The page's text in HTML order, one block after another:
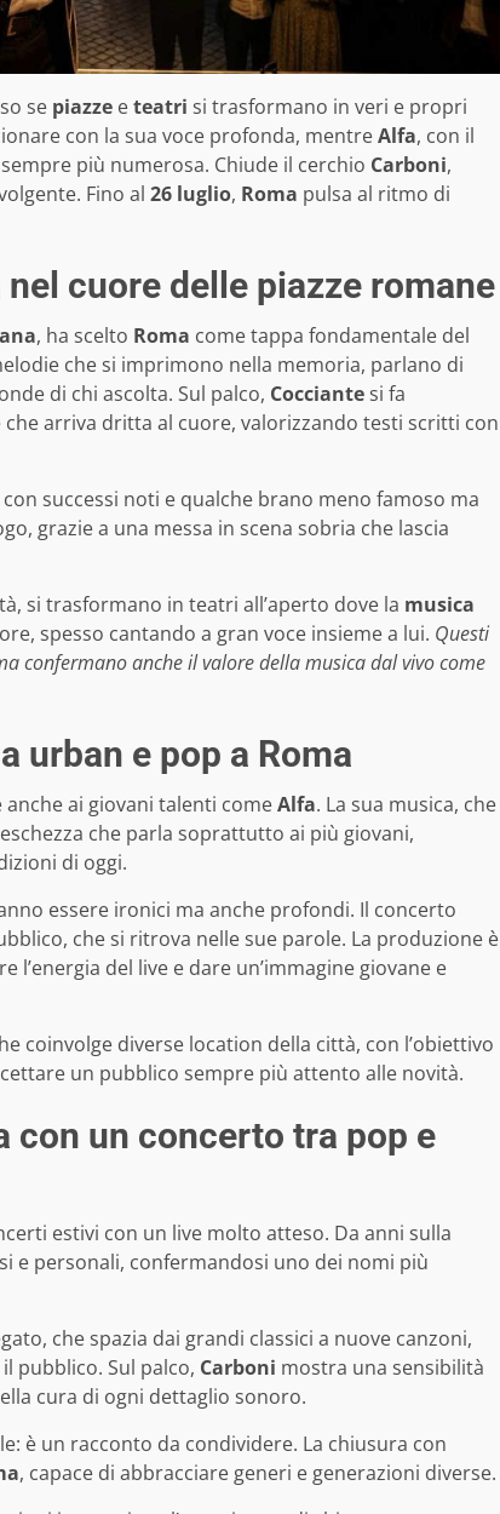
se piazze eteatri si trasformano in veri e propri
con la sua voce profonda, mentreAlfa, con il
più numerosa. Chiude il cerchio Carboni,
Fino al 26 luglio, Roma pulsa al ritmo di
cuore delle piazze romane
, ha scelto Roma come tappa fondamentale del
che si imprimono nella memoria, parlano di
di chi ascolta. Sul palco, Cocciantesi fa
arriva dritta al cuore, valorizzando testi scritti con
successi noti e qualche brano meno famoso ma
grazie a una messa in scena sobria che lascia
si trasformano in teatri all’aperto dove la musica
spesso cantando a gran voce insieme a lui. Questi
confermano anche il valore della musica dal vivo come
urban e pop a Roma
ai giovani talenti comeAlfa. La sua musica, che
che parla soprattutto ai più giovani,
di oggi.
essere ironici ma anche profondi. Il concerto
che si ritrova nelle sue parole. La produzione è
del live e dare un’immagine giovane e
coinvolge diverse location della città, con l’obiettivo
un pubblico sempre più attento alle novità.
con un concerto tra pop e
estivi con un live molto atteso. Da anni sulla
e personali, confermandosi uno dei nomi più
che spazia dai grandi classici a nuove canzoni,
pubblico. Sul palco, Carboni mostra una sensibilità
cura di ogni dettaglio sonoro.
è un racconto da condividere. La chiusura con
, capace di abbracciare generi e generazioni diverse.